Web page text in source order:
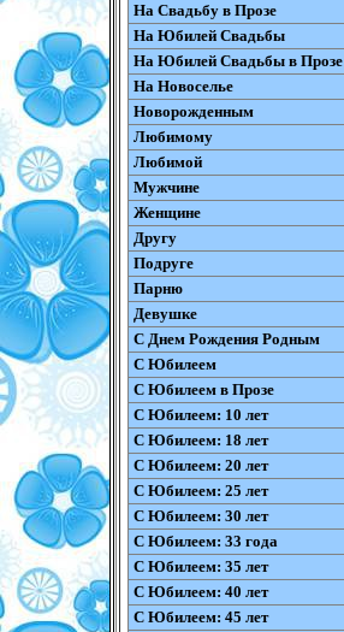
На Свадьбу в Прозе
На Юбилей Свадьбы
На Юбилей Свадьбы в Прозе
На Новоселье
Новорожденным
Любимому
Любимой
Мужчине
Женщине
Другу
Подруге
Парню
Девушке
С Днем Рождения Родным
С Юбилеем
С Юбилеем в Прозе
С Юбилеем: 10 лет
С Юбилеем: 18 лет
С Юбилеем: 20 лет
С Юбилеем: 25 лет
С Юбилеем: 30 лет
С Юбилеем: 33 года
С Юбилеем: 35 лет
С Юбилеем: 40 лет
С Юбилеем: 45 лет